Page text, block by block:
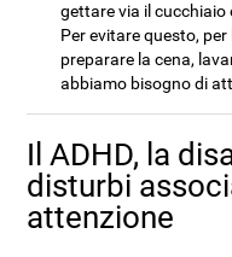
gettare via il
Per evitare questo,
preparare la cena,
abbiamo bisogno di
Il ADHD, la
disturbi
attenzione